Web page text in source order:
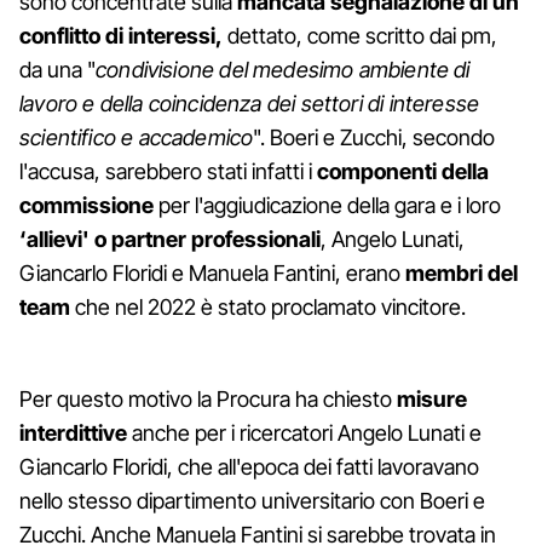
conflitto di interessi, dettato, come scritto dai pm,
da una "condivisione del medesimo ambiente di
lavoro e della coincidenza dei settori di interesse
scientifico e accademico". Boeri e Zucchi, secondo
l'accusa, sarebbero stati infatti icomponenti della
commissione per l'aggiudicazione della gara e i loro
‘allievi' o partner professionali, Angelo Lunati,
Giancarlo Floridi e Manuela Fantini, eranomembri del
team che nel 2022 è stato proclamato vincitore.
Per questo motivo la Procura ha chiestomisure
interdittiveanche per i ricercatori Angelo Lunati e
Giancarlo Floridi, che all'epoca dei fatti lavoravano
nello stesso dipartimento universitario con Boeri e
Zucchi. Anche Manuela Fantini si sarebbe trovata in